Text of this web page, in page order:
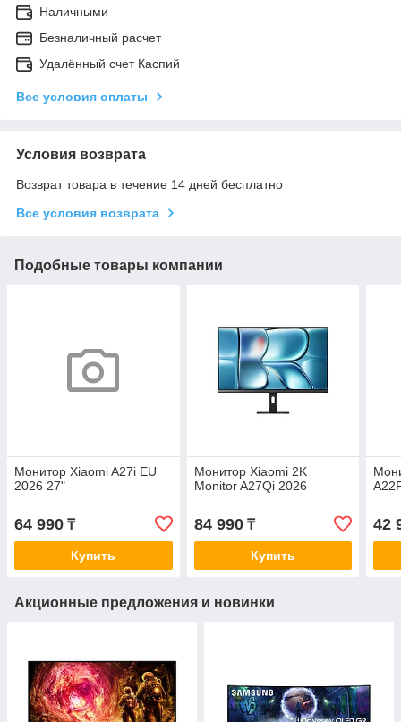
Наличными
Безналичный расчет
Удалённый счет Каспий
Все условия оплаты
Условия возврата
Возврат товара в течение 14 дней бесплатно
Все условия возврата
Подобные товары компании
Монитор Xiaomi A27i EU
2026 27"
64 990 ₸
Купить
Монитор Xiaomi 2K
Monitor A27Qi 2026
84 990₸
Купить
42
Акционные предложения и новинки